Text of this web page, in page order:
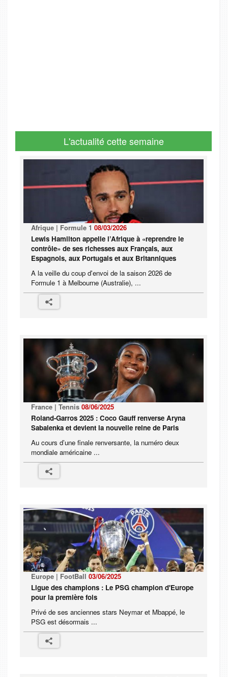
L'actualité cette semaine
Afrique | Formule 1 08/03/2026
Lewis Hamilton appelle l’Afrique à «reprendre le
contrôle» de ses richesses aux Français, aux
Espagnols, aux Portugais et aux Britanniques
A la veille du coup d'envoi de la saison 2026 de
Formule 1 à Melbourne (Australie), ...
France | Tennis 08/06/2025
Roland-Garros 2025 : Coco Gauff renverse Aryna
Sabalenka et devient la nouvelle reine de Paris
Au cours d’une finale renversante, la numéro deux
mondiale américaine ...
Europe | FootBall 03/06/2025
Ligue des champions : Le PSG champion d'Europe
pour la première fois
Privé de ses anciennes stars Neymar et Mbappé, le
PSG est désormais ...